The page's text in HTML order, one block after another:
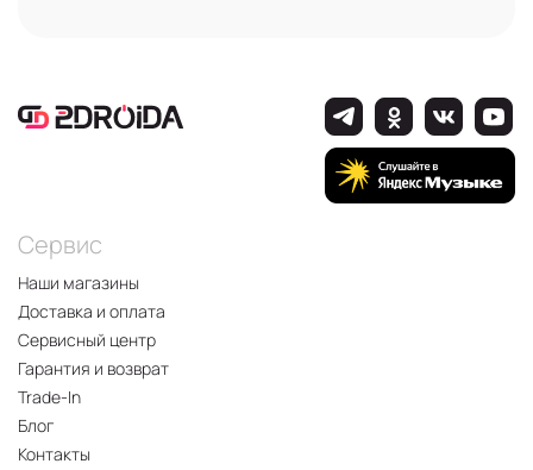
Сервис
Наши магазины
Доставка и оплата
Сервисный центр
Гарантия и возврат
Trade-In
Блог
Контакты